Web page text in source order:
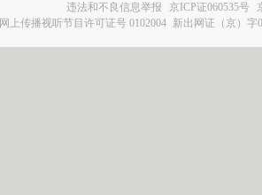
违法和不良信息举报
京ICP证060535号
网上传播视听节目许可证号 0102004 新出网证（京）